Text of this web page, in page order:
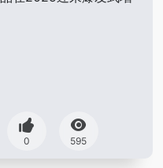
0 595